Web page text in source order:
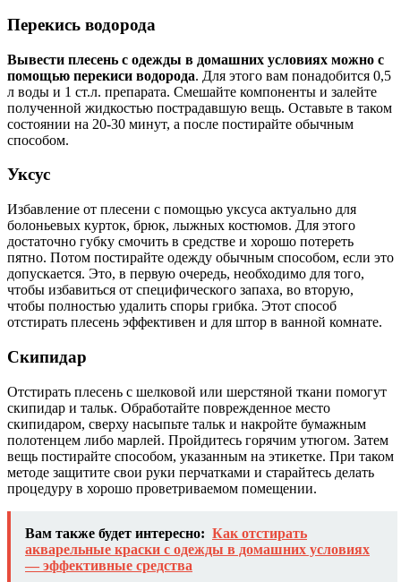
Перекись водорода
Вывести плесень с одежды в домашних условиях можно с
помощью перекиси водорода. Для этого вам понадобится 0,5
л воды и 1 ст.л. препарата. Смешайте компоненты и залейте
полученной жидкостью пострадавшую вещь. Оставьте в таком
состоянии на 20-30 минут, а после постирайте обычным
способом.
Уксус
Избавление от плесени с помощью уксуса актуально для
болоньевых курток, брюк, лыжных костюмов. Для этого
достаточно губку смочить в средстве и хорошо потереть
пятно. Потом постирайте одежду обычным способом, если это
допускается. Это, в первую очередь, необходимо для того,
чтобы избавиться от специфического запаха, во вторую,
чтобы полностью удалить споры грибка. Этот способ
отстирать плесень эффективен и для штор в ванной комнате.
Скипидар
Отстирать плесень с шелковой или шерстяной ткани помогут
скипидар и тальк. Обработайте поврежденное место
скипидаром, сверху насыпьте тальк и накройте бумажным
полотенцем либо марлей. Пройдитесь горячим утюгом. Затем
вещь постирайте способом, указанным на этикетке. При таком
методе защитите свои руки перчатками и старайтесь делать
процедуру в хорошо проветриваемом помещении.
Вам также будет интересно: Как отстирать
акварельные краски с одежды в домашних условиях
— эффективные средства